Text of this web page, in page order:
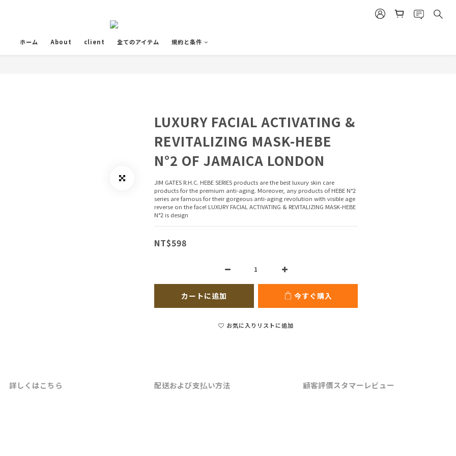
ホーム About client 全てのアイテム 規約と条件
LUXURY FACIAL ACTIVATING &
REVITALIZING MASK-HEBE
N°2 OF JAMAICA LONDON
JIM GATES R.H.C. HEBE SERIES products are the best luxury skin care
products for the premium anti-aging. Moreover, any products of HEBE N°2
series are famous for their gorgeous anti-aging revolution with visible age
reverse on the face! LUXURY FACIAL ACTIVATING & REVITALIZING MASK-HEBE
N°2 is design
NT$598
カートに追加 今すぐ購入
お気に入りリストに追加
詳しくはこちら 配送および支払い方法 顧客評價スタマーレビュー